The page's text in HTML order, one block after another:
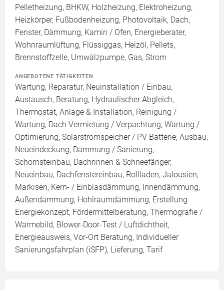
Pelletheizung, BHKW, Holzheizung, Elektroheizung,
Heizkörper, Fußbodenheizung, Photovoltaik, Dach,
Fenster, Dämmung, Kamin / Ofen, Energieberater,
Wohnraumlüftung, Flüssiggas, Heizöl, Pellets,
Brennstoffzelle, Umwälzpumpe, Gas, Strom
ANGEBOTENE TÄTIGKEITEN
Wartung, Reparatur, Neuinstallation / Einbau,
Austausch, Beratung, Hydraulischer Abgleich,
Thermostat, Anlage & Installation, Reinigung /
Wartung, Dach Vermietung / Verpachtung, Wartung /
Optimierung, Solarstromspeicher / PV Batterie, Ausbau,
Neueindeckung, Dämmung / Sanierung,
Schornsteinbau, Dachrinnen & Schneefänger,
Neueinbau, Dachfenstereinbau, Rollläden, Jalousien,
Markisen, Kern- / Einblasdämmung, Innendämmung,
Außendämmung, Hohlraumdämmung, Erstellung
Energiekonzept, Fördermittelberatung, Thermografie /
Wärmebild, Blower-Door-Test / Luftdichtheit,
Energieausweis, Vor-Ort Beratung, Individueller
Sanierungsfahrplan (iSFP), Lieferung, Tarif